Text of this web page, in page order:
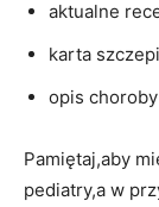
aktualne
karta
opis
Pamiętaj,aby
pediatry,a w